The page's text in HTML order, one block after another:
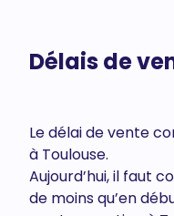
Délais de
Le délai de vente
à Toulouse.
Aujourd’hui, il faut
de moins qu’en